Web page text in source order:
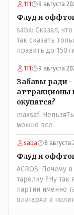
111 9 августа
Флуд и
saba: Сказал,
так сказать
править до
111 9 августа
Забавы ради
аттракционы
окупятся?
maxsaf:
можно все
saba 8 августа
Флуд и
ACROS: Почему
тарелку ?Ну так
партии именно
олигархи и